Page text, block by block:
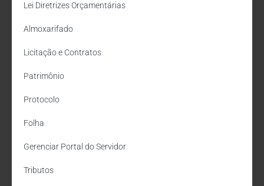
Lei Diretrizes Orçamentárias
Almoxarifado
Licitação e Contratos
Patrimônio
Protocolo
Folha
Gerenciar Portal do Servidor
Tributos